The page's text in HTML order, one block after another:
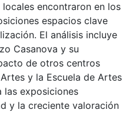
encontraron en los
espacios clave
El análisis incluye
Casanova y su
de otros centros
y la Escuela de Artes
las exposiciones
y la creciente valoración